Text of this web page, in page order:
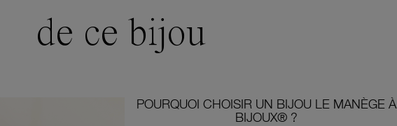
de ce bijou
POURQUOI CHOISIR UN BIJOU LE MANÈGE À
BIJOUX® ?